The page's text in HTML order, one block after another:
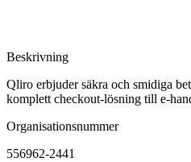
Beskrivning
Qliro erbjuder säkra och smidiga
komplett checkout-lösning till e-
Organisationsnummer
556962-2441